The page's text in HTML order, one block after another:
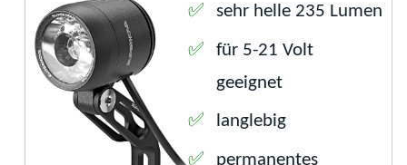
sehr helle 235 Lumen
für 5-21 Volt
geeignet
langlebig
permanentes